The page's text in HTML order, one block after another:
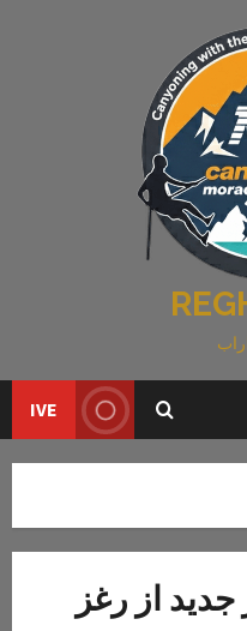
IVE
جدید از رغز